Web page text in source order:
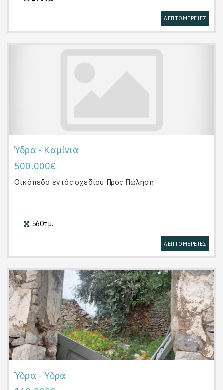
ΛΕΠΤΟΜΕΡΕΙΕΣ
Ύδρα - Καμίνια
500.000€
Οικόπεδο εντός σχεδίου Προς Πώληση
560τμ.
ΛΕΠΤΟΜΕΡΕΙΕΣ
Ύδρα - Ύδρα